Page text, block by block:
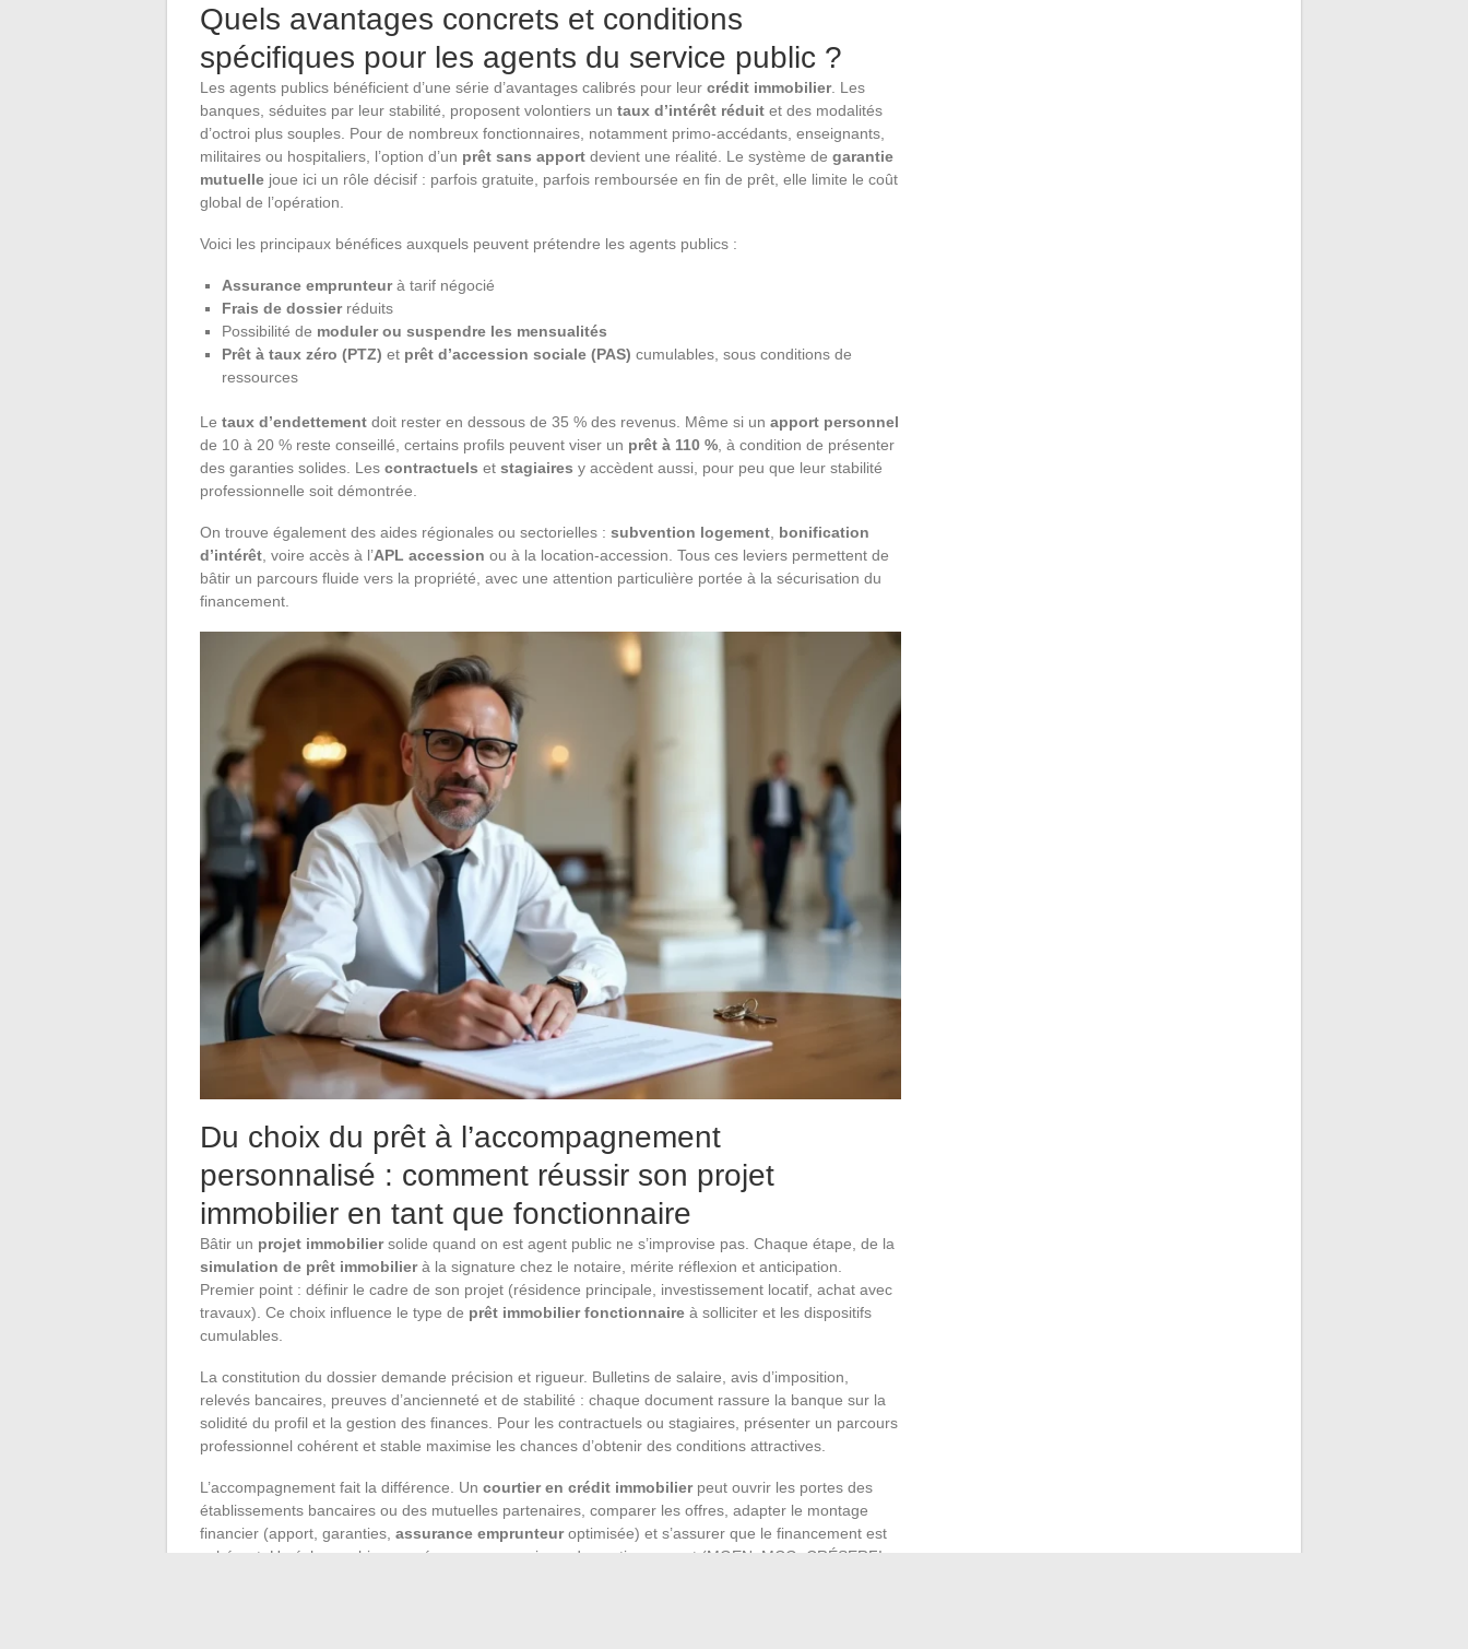
Quels avantages concrets et conditions
spécifiques pour les agents du service public ?
Les agents publics bénéficient d’une série d’avantages calibrés pour leur crédit immobilier. Les
banques, séduites par leur stabilité, proposent volontiers un taux d’intérêt réduit et des modalités
d’octroi plus souples. Pour de nombreux fonctionnaires, notamment primo-accédants, enseignants,
militaires ou hospitaliers, l’option d’un prêt sans apport devient une réalité. Le système de garantie
mutuelle joue ici un rôle décisif : parfois gratuite, parfois remboursée en fin de prêt, elle limite le coût
global de l’opération.
Voici les principaux bénéfices auxquels peuvent prétendre les agents publics :
Assurance emprunteurà tarif négocié
Frais de dossierréduits
Possibilité de moduler ou suspendre les mensualités
Prêt à taux zéro (PTZ) et prêt d’accession sociale (PAS) cumulables, sous conditions de
ressources
Le taux d’endettement doit rester en dessous de 35 % des revenus. Même si un apport personnel
de 10 à 20 % reste conseillé, certains profils peuvent viser un prêt à 110 %, à condition de présenter
des garanties solides. Les contractuels et stagiaires y accèdent aussi, pour peu que leur stabilité
professionnelle soit démontrée.
On trouve également des aides régionales ou sectorielles : subvention logement, bonification
d’intérêt, voire accès à l’APL accession ou à la location-accession. Tous ces leviers permettent de
bâtir un parcours fluide vers la propriété, avec une attention particulière portée à la sécurisation du
financement.
Du choix du prêt à l’accompagnement
personnalisé : comment réussir son projet
immobilier en tant que fonctionnaire
Bâtir un projet immobiliersolide quand on est agent public ne s’improvise pas. Chaque étape, de la
simulation de prêt immobilierà la signature chez le notaire, mérite réflexion et anticipation.
Premier point : définir le cadre de son projet (résidence principale, investissement locatif, achat avec
travaux). Ce choix influence le type de prêt immobilier fonctionnaire à solliciter et les dispositifs
cumulables.
La constitution du dossier demande précision et rigueur. Bulletins de salaire, avis d’imposition,
relevés bancaires, preuves d’ancienneté et de stabilité : chaque document rassure la banque sur la
solidité du profil et la gestion des finances. Pour les contractuels ou stagiaires, présenter un parcours
professionnel cohérent et stable maximise les chances d’obtenir des conditions attractives.
L’accompagnement fait la différence. Un courtier en crédit immobilierpeut ouvrir les portes des
établissements bancaires ou des mutuelles partenaires, comparer les offres, adapter le montage
financier (apport, garanties, assurance emprunteuroptimisée) et s’assurer que le financement est
cohérent. Un échange bien mené avec un organisme de cautionnement (MGEN, MCG, CRÉSERFI,